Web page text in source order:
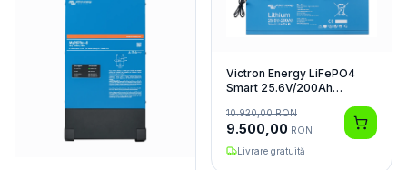
Victron Energy LiFePO4
Smart 25.6V/200Ah
10.920,00RON
9.500,00 RON
Livrare gratuită